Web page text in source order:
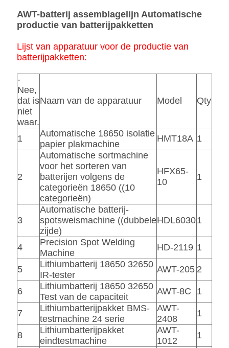
AWT-batterij assemblagelijn Automatische
productie van batterijpakketten
Lijst van apparatuur voor de productie van
batterijpakketten:
-
Nee,
dat is
niet
waar.
Naam van de apparatuur Model Qty
1
Automatische 18650 isolatie
papier plakmachine
HMT18A 1
2
Automatische sortmachine
voor het sorteren van
batterijen volgens de
categorieën 18650 ((10
categorieën)
HFX65-
10
1
3
Automatische batterij-
spotsweismachine ((dubbele
zijde)
HDL60301
4
Precision Spot Welding
Machine
HD-2119 1
5
Lithiumbatterij 18650 32650
IR-tester
AWT-205 2
6
Lithiumbatterij 18650 32650
Test van de capaciteit
AWT-8C 1
7
Lithiumbatterijpakket BMS-
testmachine 24 serie
AWT-
2408
1
8
Lithiumbatterijpakket
eindtestmachine
AWT-
1012
1